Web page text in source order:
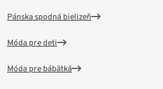
Pánska spodná bielizeň
Móda pre deti
Móda pre bábätká